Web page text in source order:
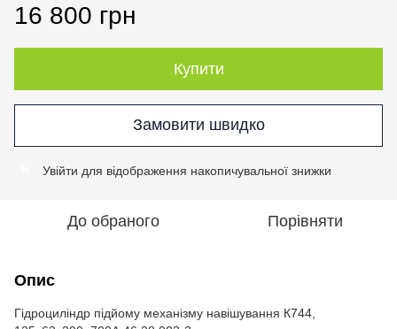
16 800 грн
Купити
Замовити швидко
Увійти для відображення накопичувальної знижки
До обраного Порівняти
Опис
Гідроциліндр підйому механізму навішування К744,